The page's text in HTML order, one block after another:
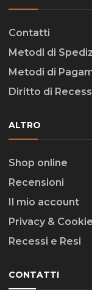
Contatti
Metodi di
Metodi di
Diritto di
ALTRO
Shop online
Recensioni
Il mio account
Privacy &
Recessi e Resi
CONTATTI